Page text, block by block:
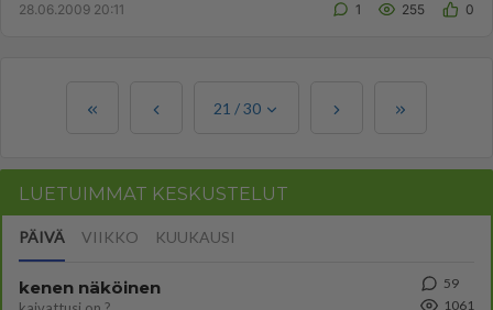
28.06.2009 20:11 1 255 0
21 /30
LUETUIMMAT KESKUSTELUT
PÄIVÄ VIIKKO KUUKAUSI
kenen näköinen
59
1061